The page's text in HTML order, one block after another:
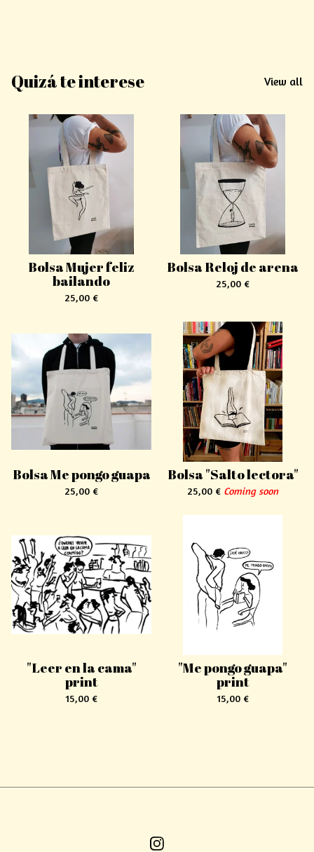
Quizá te interese View all
Bolsa Mujer feliz
bailando
25,00 €
Bolsa Reloj de arena
25,00 €
Bolsa Me pongo guapa
25,00 €
Bolsa "Salto lectora"
25,00 € Coming soon
"Leer en la cama"
print
15,00 €
"Me pongo guapa"
print
15,00 €